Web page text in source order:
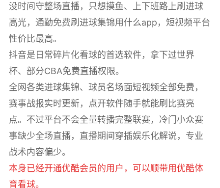
没时间守整场直播，只想摸鱼、上下班路上刷进球
高光，通勤免费刷进球集锦用什么app，短视频平台
性价比最高。
抖音是日常碎片化看球的首选软件，拿下过世界
杯、部分CBA免费直播权限。
全网各类进球集锦、球员名场面短视频全部免费，
赛事战报实时更新，点开软件随手就能刷比赛亮
点。不过平台不会全量转播完整联赛，冷门小众赛
事缺少全场直播，直播期间穿插娱乐化解说，专业
战术内容偏少。
本身已经开通优酷会员的用户，可以顺带用优酷体
育看球。